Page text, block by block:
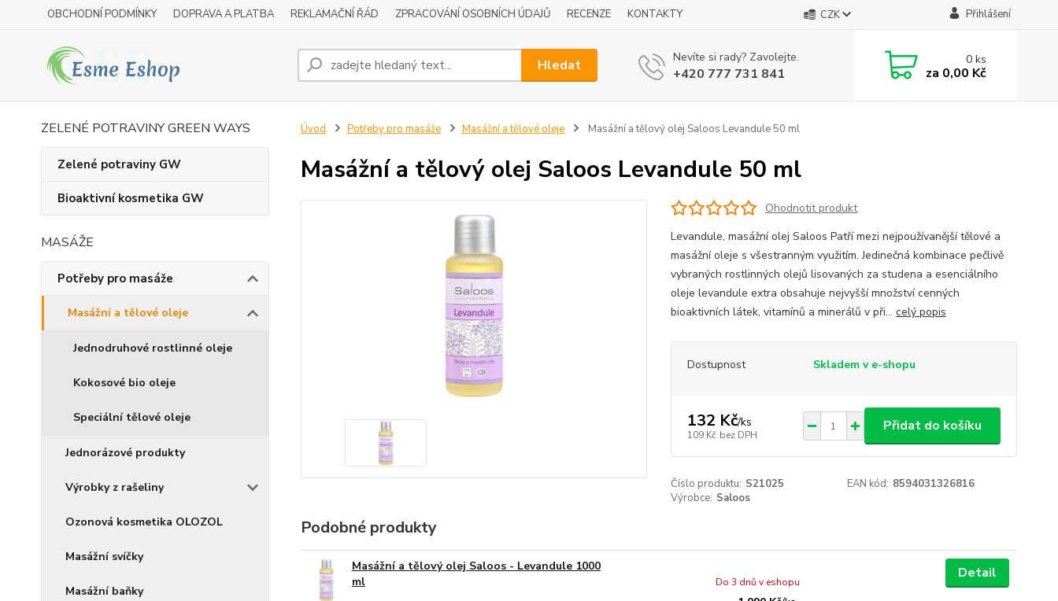
OBCHODNÍ PODMÍNKY DOPRAVA A PLATBA REKLAMAČNÍ ŘÁD ZPRACOVÁNÍ OSOBNÍCH ÚDAJŮ RECENZE KONTAKTY CZK Přihlášení
Hledat Nevíte si rady? Zavolejte.
+420 777 731 841
0ks
za 0,00 Kč
ZELENÉ POTRAVINY GREEN WAYS
Zelené potraviny GW
Bioaktivní kosmetika GW
MASÁŽE
Potřeby pro masáže
Masážní a tělové oleje
Jednodruhové rostlinné oleje
Kokosové bio oleje
Speciální tělové oleje
Jednorázové produkty
Výrobky z rašeliny
Ozonová kosmetika OLOZOL
Masážní svíčky
Masážní baňky
Úvod Potřeby pro masáže Masážní a tělové oleje Masážní a tělový olej Saloos Levandule 50 ml
Masážní a tělový olej Saloos Levandule 50 ml
Ohodnotit produkt
Levandule, masážní olej Saloos Patří mezi nejpoužívanější tělové a
masážní oleje s všestranným využitím. Jedinečná kombinace pečlivě
vybraných rostlinných olejů lisovaných za studena a esenciálního
oleje levandule extra obsahuje nejvyšší množství cenných
bioaktivních látek, vitamínů a minerálů v při... celý popis
Dostupnost Skladem v e-shopu
132 Kč/ks
109 Kč bez DPH
Přidat do košíku
Číslo produktu: S21025 EAN kód: 8594031326816
Výrobce: Saloos
Podobné produkty
Masážní a tělový olej Saloos - Levandule 1000
ml
Do 3 dnů v eshopu
Detail